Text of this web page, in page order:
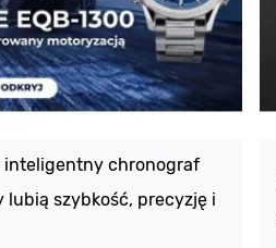
inteligentny chronograf
lubią szybkość, precyzję i